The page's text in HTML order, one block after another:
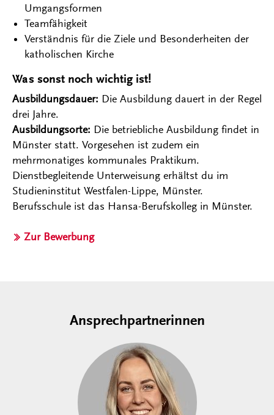
Umgangsformen
Teamfähigkeit
Verständnis für die Ziele und Besonderheiten der
katholischen Kirche
Was sonst noch wichtig ist!
Ausbildungsdauer: Die Ausbildung dauert in der Regel
drei Jahre.
Ausbildungsorte: Die betriebliche Ausbildung findet in
Münster statt. Vorgesehen ist zudem ein
mehrmonatiges kommunales Praktikum.
Dienstbegleitende Unterweisung erhältst du im
Studieninstitut Westfalen-Lippe, Münster.
Berufsschule ist das Hansa-Berufskolleg in Münster.
Zur Bewerbung
Ansprechpartnerinnen